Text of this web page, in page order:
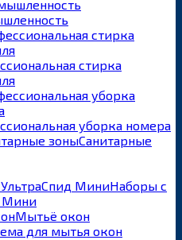
стирка
уборка номера
Санитарные
Наборы с
Мини
Мытьё окон